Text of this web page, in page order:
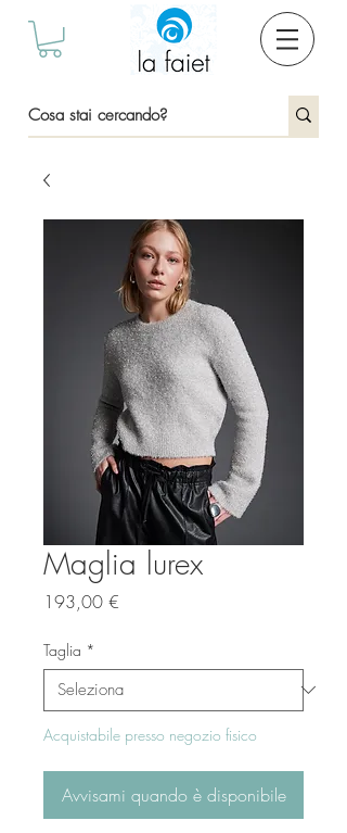
Maglia lurex
193,00 €
Taglia *
Acquistabile presso negozio fisico
Avvisami quando è disponibile